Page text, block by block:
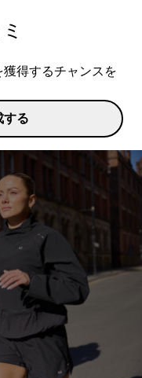
得するチャンスを
する